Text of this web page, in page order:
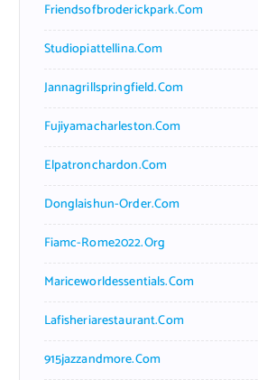
Friendsofbroderickpark.com
Studiopiattellina.com
Jannagrillspringfield.com
Fujiyamacharleston.com
Elpatronchardon.com
Donglaishun-Order.com
Fiamc-Rome2022.org
Mariceworldessentials.com
Lafisheriarestaurant.com
915jazzandmore.com